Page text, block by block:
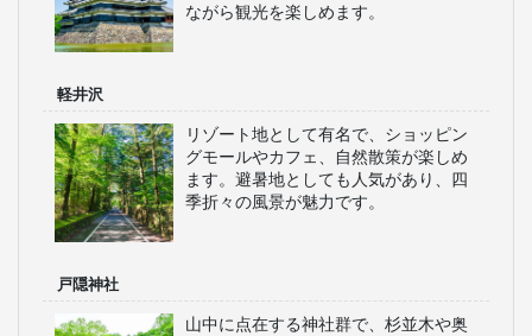
ながら観光を楽しめます。
軽井沢
リゾート地として有名で、ショッピン
グモールやカフェ、自然散策が楽しめ
ます。避暑地としても人気があり、四
季折々の風景が魅力です。
戸隠神社
山中に点在する神社群で、杉並木や奥